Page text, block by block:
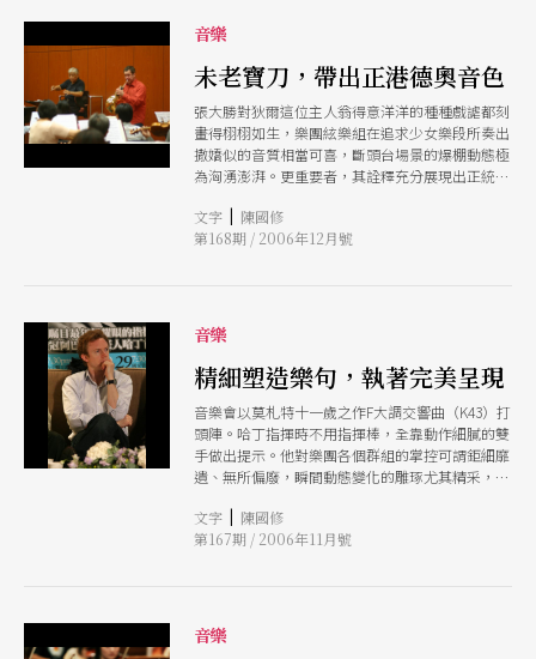
音樂
未老寶刀，帶出正港德奧音色
張大勝對狄爾這位主人翁得意洋洋的種種戲謔都刻
畫得栩栩如生，樂團絃樂組在追求少女樂段所奏出
撒嬌似的音質相當可喜，斷頭台場景的爆棚動態極
為洶湧澎湃。更重要者，其詮釋充分展現出正統德
文字 | 陳國修
第168期 / 2006年12月號
音樂
精細塑造樂句，執著完美呈現
音樂會以莫札特十一歲之作F大調交響曲（K43）打
頭陣。哈丁指揮時不用指揮棒，全靠動作細膩的雙
手做出提示。他對樂團各個群組的掌控可謂鉅細靡
遺、無所偏廢，瞬間動態變化的雕琢尤其精采，整
文字 | 陳國修
第167期 / 2006年11月號
音樂